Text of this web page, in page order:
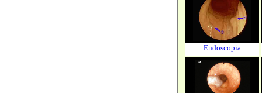
Endoscopia